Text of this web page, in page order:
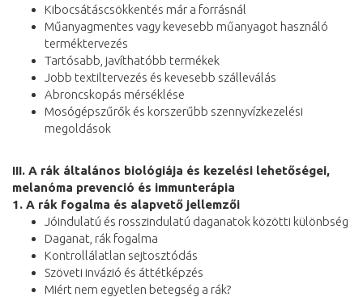
Kibocsátáscsökkentés már a forrásnál
Műanyagmentes vagy kevesebb műanyagot használó
terméktervezés
Tartósabb, javíthatóbb termékek
Jobb textiltervezés és kevesebb szálleválás
Abroncskopás mérséklése
Mosógépszűrők és korszerűbb szennyvízkezelési
megoldások
III. A rák általános biológiája és kezelési lehetőségei,
melanóma prevenció és immunterápia
1. A rák fogalma és alapvető jellemzői
Jóindulatú és rosszindulatú daganatok közötti különbség
Daganat, rák fogalma
Kontrollálatlan sejtosztódás
Szöveti invázió és áttétképzés
Miért nem egyetlen betegség a rák?